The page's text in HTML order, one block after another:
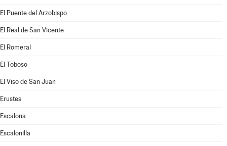
El Puente del Arzobispo
El Real de San Vicente
El Romeral
El Toboso
El Viso de San Juan
Erustes
Escalona
Escalonilla